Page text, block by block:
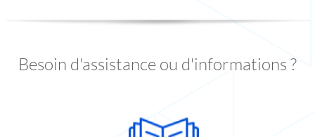
Besoin d'assistance ou d'informations ?